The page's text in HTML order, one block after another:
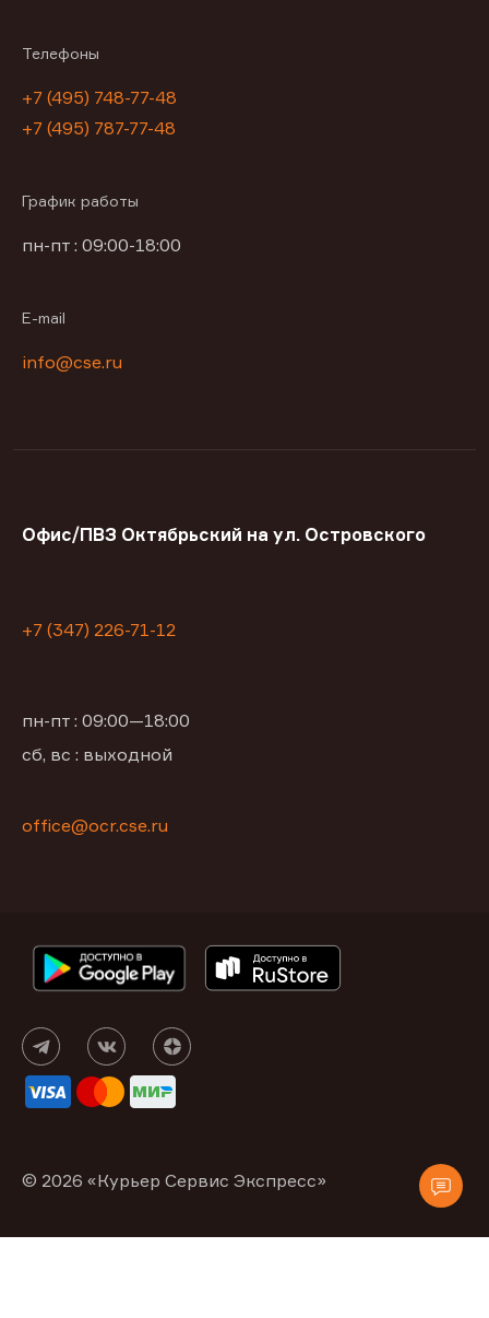
Телефоны
+7 (495) 748-77-48
+7 (495) 787-77-48
График работы
пн-пт : 09:00-18:00
E-mail
info@cse.ru
Офис/ПВЗ Октябрьский на ул. Островского
+7 (347) 226-71-12
пн-пт : 09:00—18:00
сб, вс : выходной
office@ocr.cse.ru
© 2026 «Курьер Сервис Экспресс»